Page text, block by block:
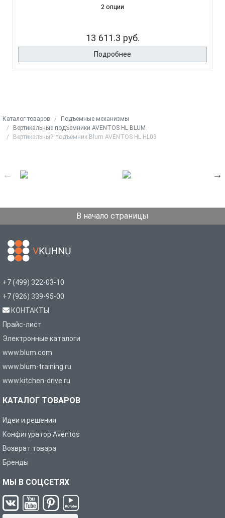
2 опции
13 611.3 руб.
Подробнее
Каталог товаров
Подъемные механизмы
Вертикальные подъемники AVENTOS HL BLUM
Вертикальный подъемник Blum AVENTOS HL HL03
В начало страницы
+7 (499) 322-03-10
+7 (926) 339-95-00
КОНТАКТЫ
Прайс-лист
Электронные каталоги
www.blum.com
www.blum-training.ru
www.kitchen-drive.ru
КАТАЛОГ ТОВАРОВ
Идеи и решения
Конфигуратор Aventos
Возврат товара
Бренды
МЫ В СОЦСЕТЯХ